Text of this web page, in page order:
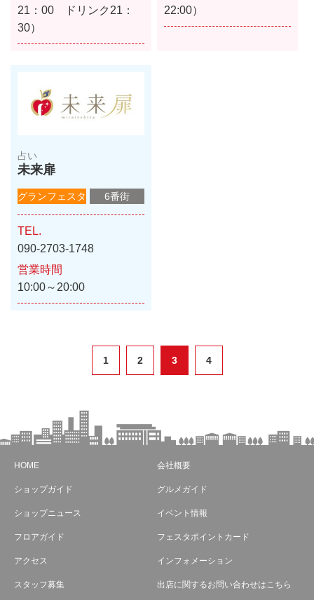
21：00 ドリンク21：
30）
22:00）
占い
未来扉
グランフェスタ 6番街
TEL.
090-2703-1748
営業時間
10:00～20:00
1 2 3 4
HOME 会社概要
ショップガイド グルメガイド
ショップニュース イベント情報
フロアガイド フェスタポイントカード
アクセス インフォメーション
スタッフ募集 出店に関するお問い合わせはこちら